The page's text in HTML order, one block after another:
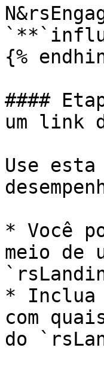
{%
####
um link
Use
* Você
meio de
* Inclua
com
do